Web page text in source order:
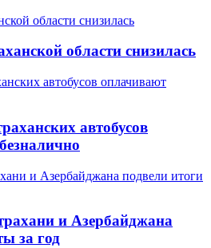
области снизилась
автобусов
и Азербайджана
за год